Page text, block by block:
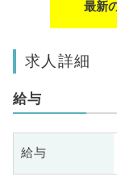
最新
求人詳細
給与
給与